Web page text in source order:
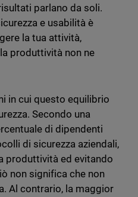
parlano da soli.
e usabilità è
la tua attività,
produttività non ne
in cui questo equilibrio
Secondo una
di dipendenti
di sicurezza aziendali,
produttività ed evitando
non significa che non
Al contrario, la maggior